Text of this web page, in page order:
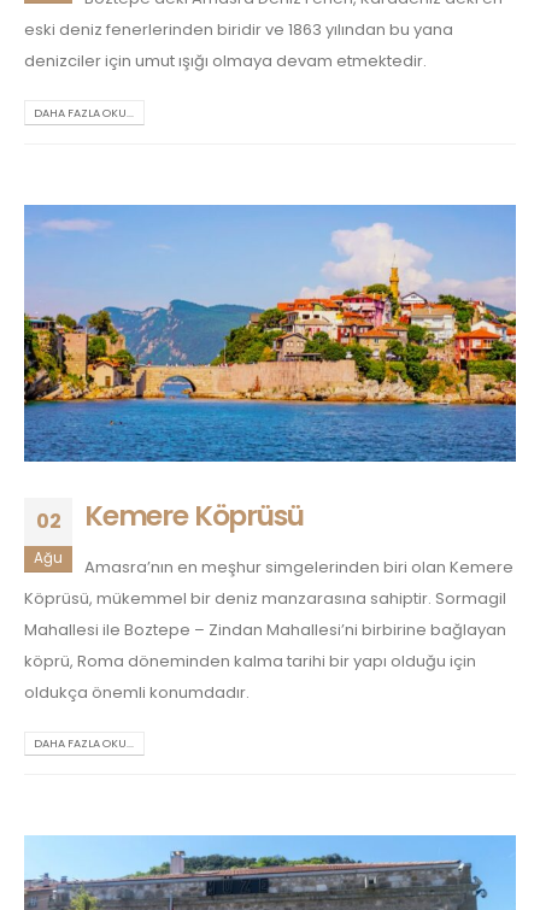
eski deniz fenerlerinden biridir ve 1863 yılından bu yana
denizciler için umut ışığı olmaya devam etmektedir.
DAHA FAZLA OKU...
02
Ağu
Kemere Köprüsü
Amasra’nın en meşhur simgelerinden biri olan Kemere
Köprüsü, mükemmel bir deniz manzarasına sahiptir. Sormagil
Mahallesi ile Boztepe – Zindan Mahallesi’ni birbirine bağlayan
köprü, Roma döneminden kalma tarihi bir yapı olduğu için
oldukça önemli konumdadır.
DAHA FAZLA OKU...